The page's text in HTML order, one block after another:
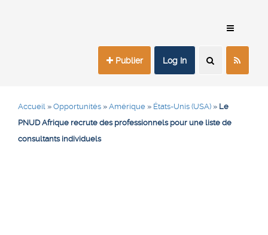
Publier Log In
Accueil » Opportunités » Amérique » États-Unis (USA) » Le
PNUD Afrique recrute des professionnels pour une liste de
consultants individuels